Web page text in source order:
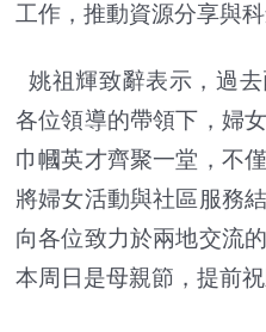
工作，推動資源分享與科
姚祖輝致辭表示，過
各位領導的帶領下，婦
巾幗英才齊聚一堂，不
將婦女活動與社區服務
向各位致力於兩地交流
本周日是母親節，提前祝